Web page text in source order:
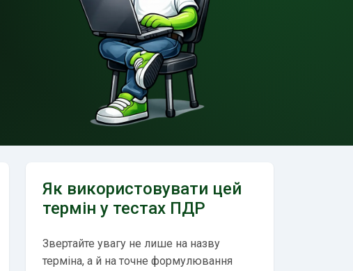
Як використовувати цей
термін у тестах ПДР
Звертайте увагу не лише на назву
терміна, а й на точне формулювання